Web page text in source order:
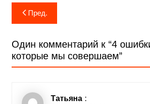
Навигация
по
записям
Пред.
Один комментарий к “4
которые мы совершаем”
Татьяна :